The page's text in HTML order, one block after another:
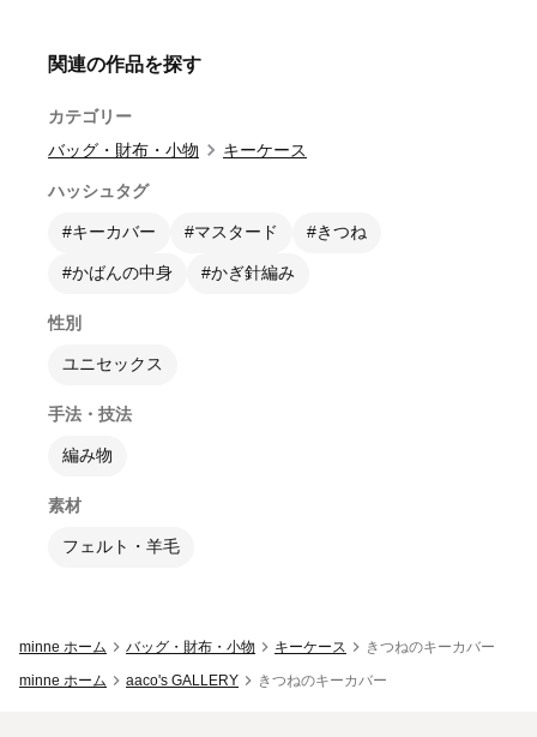
関連の作品を探す
カテゴリー
バッグ・財布・小物
キーケース
ハッシュタグ
#キーカバー #マスタード #きつね
#かばんの中身 #かぎ針編み
性別
ユニセックス
手法・技法
編み物
素材
フェルト・羊毛
minne ホーム バッグ・財布・小物 キーケース
きつねのキーカバー
minne ホーム
aaco's GALLERY きつねのキーカバー